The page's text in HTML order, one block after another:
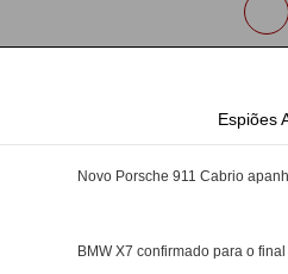
Espiões
Novo Porsche 911 Cabrio
BMW X7 confirmado para o